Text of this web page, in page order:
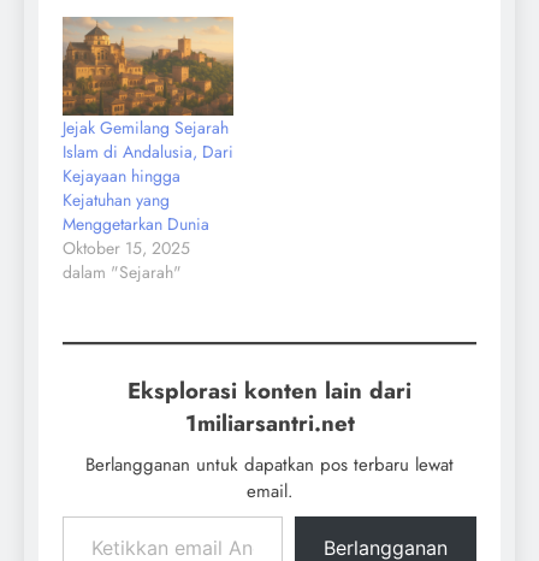
Jejak Gemilang Sejarah
Islam di Andalusia, Dari
Kejayaan hingga
Kejatuhan yang
Menggetarkan Dunia
Oktober 15, 2025
dalam "Sejarah"
Eksplorasi konten lain dari
1miliarsantri.net
Berlangganan untuk dapatkan pos terbaru lewat
email.
Berlangganan